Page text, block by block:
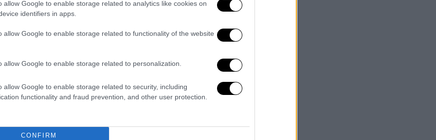
allow Google to enable storage related to analytics like cookies on
identifiers in apps.
allow Google to enable storage related to functionality of the website
allow Google to enable storage related to personalization.
allow Google to enable storage related to security, including
functionality and fraud prevention, and other user protection.
CONFIRM
ανακοίνωσε ένα ολοκληρωμένο σύνολο
ηλεκτρονικό εμπόριο[1], στην οποία
Επιτροπής για την αντιμετώπιση των
εμπόριο, συμπεριλαμβανομένης
της ΕΕ, η οποία προτείνει
της αποτελεσματικότητας των
μέτρα σχετικά με τον
της είσπραξης του ΦΠΑ[2] μέσω